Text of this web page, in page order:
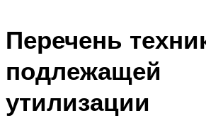
Перечень
подлежащей
утилизации